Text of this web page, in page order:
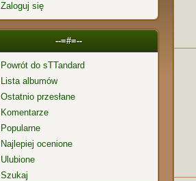
Zaloguj się
--=#=--
Powrót do sTTandard
Lista albumów
Ostatnio przesłane
Komentarze
Popularne
Najlepiej ocenione
Ulubione
Szukaj